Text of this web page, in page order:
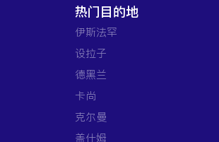
热门目的地
伊斯法罕
设拉子
德黑兰
卡尚
克尔曼
盖什姆